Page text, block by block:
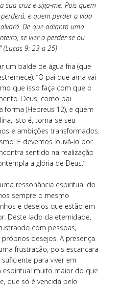
sua cruz e siga-me. Pois quem
e quem perder a vida
De que adianta uma
se vier a perder-se ou
(Lucas 9: 23 a 25)
um balde de água fria (que
“O pai que ama vai
que isso faça com que o
Deus, como pai
forma (Hebreus 12), e quem
isto é, torna-se seu
e ambições transformados.
E devemos louvá-lo por
sentido na realização
a glória de Deus.”
ressonância espiritual do
sempre o mesmo
e desejos que estão em
Deste lado da eternidade,
com pessoas,
desejos. A presença
frustração, pois escancara
para viver em
espiritual muito maior do que
que só é vencida pelo